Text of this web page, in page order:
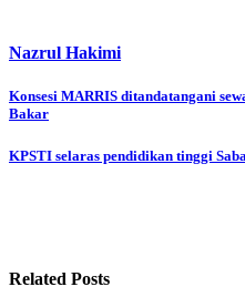
Nazrul Hakimi
Post
navigation
Konsesi MARRIS ditandatangani
Bakar
KPSTI selaras pendidikan tinggi
Related Posts